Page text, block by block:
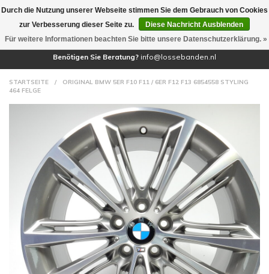
(0)
Benötigen Sie Beratung? info@lossebanden.nl
STARTSEITE /
ORIGINAL BMW 5ER F10 F11 / 6ER F12 F13 6854558 STYLING
464 FELGE
Durch die Nutzung unserer Webseite stimmen Sie dem Gebrauch von Cookies
zur Verbesserung dieser Seite zu.
Diese Nachricht Ausblenden
Für weitere Informationen beachten Sie bitte unsere Datenschutzerklärung. »